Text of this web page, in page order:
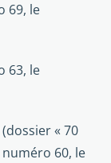
69, le
63, le
(dossier « 70
60, le